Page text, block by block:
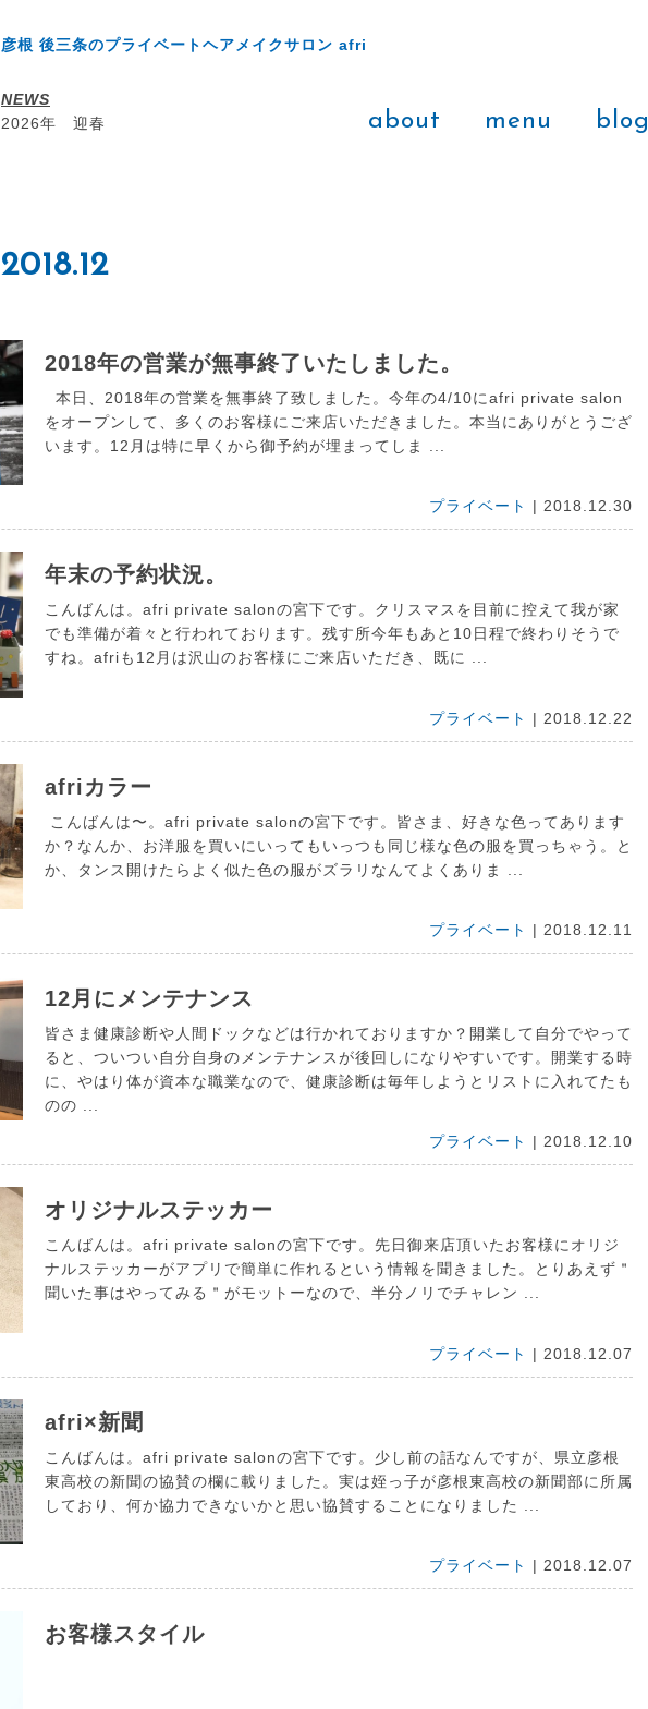
彦根 後三条のプライベートヘアメイクサロン afri
about menu blog
NEWS
2026年 迎春
2018.12
2018年の営業が無事終了いたしました。
本日、2018年の営業を無事終了致しました。今年の4/10にafri private salon
をオープンして、多くのお客様にご来店いただきました。本当にありがとうござ
います。12月は特に早くから御予約が埋まってしま ...
プライベート | 2018.12.30
年末の予約状況。
こんばんは。afri private salonの宮下です。クリスマスを目前に控えて我が家
でも準備が着々と行われております。残す所今年もあと10日程で終わりそうで
すね。afriも12月は沢山のお客様にご来店いただき、既に ...
プライベート | 2018.12.22
afriカラー
こんばんは〜。afri private salonの宮下です。皆さま、好きな色ってあります
か？なんか、お洋服を買いにいってもいっつも同じ様な色の服を買っちゃう。と
か、タンス開けたらよく似た色の服がズラリなんてよくありま ...
プライベート | 2018.12.11
12月にメンテナンス
皆さま健康診断や人間ドックなどは行かれておりますか？開業して自分でやって
ると、ついつい自分自身のメンテナンスが後回しになりやすいです。開業する時
に、やはり体が資本な職業なので、健康診断は毎年しようとリストに入れてたも
のの ...
プライベート | 2018.12.10
オリジナルステッカー
こんばんは。afri private salonの宮下です。先日御来店頂いたお客様にオリジ
ナルステッカーがアプリで簡単に作れるという情報を聞きました。とりあえず＂
聞いた事はやってみる＂がモットーなので、半分ノリでチャレン ...
プライベート | 2018.12.07
afri×新聞
こんばんは。afri private salonの宮下です。少し前の話なんですが、県立彦根
東高校の新聞の協賛の欄に載りました。実は姪っ子が彦根東高校の新聞部に所属
しており、何か協力できないかと思い協賛することになりました ...
プライベート | 2018.12.07
お客様スタイル